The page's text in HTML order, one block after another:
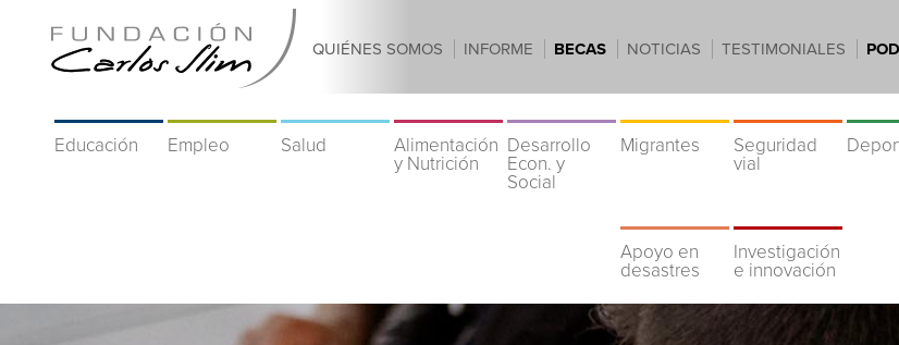
QUIÉNES SOMOS INFORME BECAS NOTICIAS TESTIMONIALES
Educación Empleo Salud
Alimentación
y Nutrición
Desarrollo
Econ. y
Social
Migrantes
Seguridad
vial
Apoyo en
desastres
Investigación
e innovación